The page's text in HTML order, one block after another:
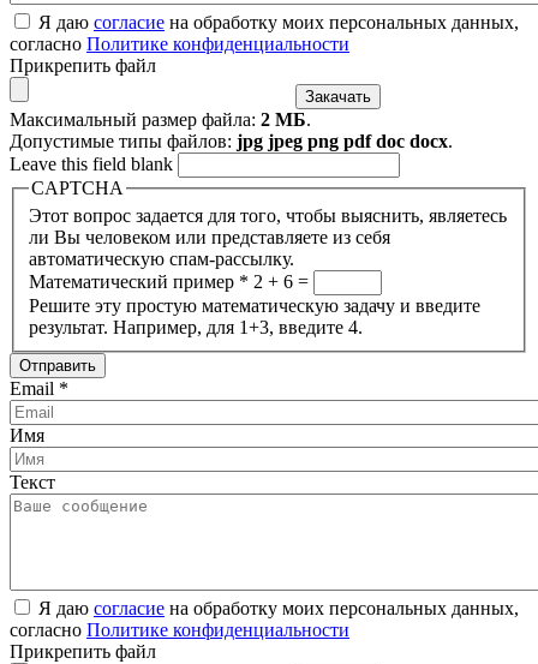
Я даю согласие на обработку моих персональных данных,
согласно Политике конфиденциальности
Прикрепить файл
Максимальный размер файла: 2 МБ.
Допустимые типы файлов: jpg jpeg png pdf doc docx.
Leave this field blank
CAPTCHA
Этот вопрос задается для того, чтобы выяснить, являетесь
ли Вы человеком или представляете из себя
автоматическую спам-рассылку.
Математический пример * 2 + 6 =
Решите эту простую математическую задачу и введите
результат. Например, для 1+3, введите 4.
Email *
Имя
Текст
Я даю согласие на обработку моих персональных данных,
согласно Политике конфиденциальности
Прикрепить файл